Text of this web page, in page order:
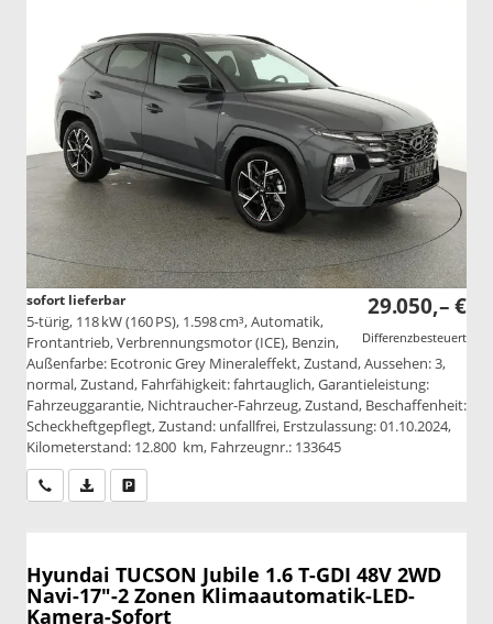
29.050,– €
Differenzbesteuert
sofort lieferbar
5-türig, 118 kW (160 PS), 1.598 cm³, Automatik,
Frontantrieb, Verbrennungsmotor (ICE), Benzin,
Außenfarbe: Ecotronic Grey Mineraleffekt, Zustand, Aussehen: 3,
normal, Zustand, Fahrfähigkeit: fahrtauglich, Garantieleistung:
Fahrzeuggarantie, Nichtraucher-Fahrzeug, Zustand, Beschaffenheit:
Scheckheftgepflegt, Zustand: unfallfrei, Erstzulassung: 01.10.2024,
Kilometerstand: 12.800 km, Fahrzeugnr.: 133645
Wir rufen Sie anPDF-Datei, Fahrzeugexposé drucken
Hyundai TUCSON Jubile 1.6 T-GDI 48V 2WD
Navi-17"-2 Zonen Klimaautomatik-LED-
Kamera-Sofort